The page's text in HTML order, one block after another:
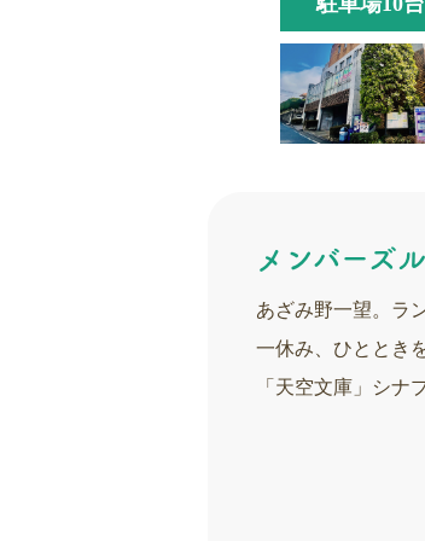
メンバーズ
あざみ野一望。ラ
一休み、ひととき
「天空文庫」シナ